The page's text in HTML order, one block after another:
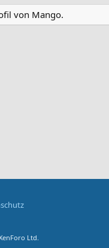
von Mango.
Ltd.